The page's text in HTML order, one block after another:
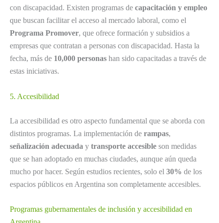
con discapacidad. Existen programas de capacitación y empleo
que buscan facilitar el acceso al mercado laboral, como el
Programa Promover, que ofrece formación y subsidios a
empresas que contratan a personas con discapacidad. Hasta la
fecha, más de 10,000 personas han sido capacitadas a través de
estas iniciativas.
5. Accesibilidad
La accesibilidad es otro aspecto fundamental que se aborda con
distintos programas. La implementación de rampas,
señalización adecuada y transporte accesible son medidas
que se han adoptado en muchas ciudades, aunque aún queda
mucho por hacer. Según estudios recientes, solo el 30% de los
espacios públicos en Argentina son completamente accesibles.
Programas gubernamentales de inclusión y accesibilidad en